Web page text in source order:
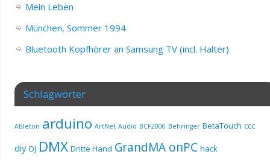
Mein Leben
München, Sommer 1994
Bluetooth Kopfhörer an Samsung TV (incl. Halter)
Schlagwörter
Ableton arduino ArtNet Audio BCF2000 Behringer BetaTouch ccc
diy DJ DMX Dritte Hand GrandMA onPC hack